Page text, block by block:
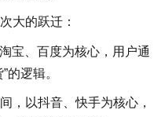
大的跃迁：
宝、百度为核心，用户通
的逻辑。
，以抖音、快手为核心，